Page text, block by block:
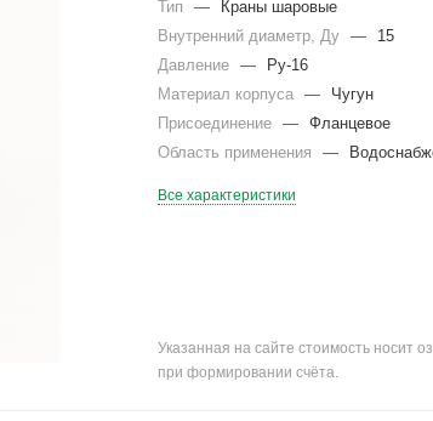
Тип —
Краны шаровые
Внутренний диаметр, Ду
—
15
Давление
—
Ру-16
Материал корпуса
—
Чугун
Присоединение
—
Фланцевое
Область применения
—
Все характеристики
Указанная на сайте стоимость носит
при формировании счёта.